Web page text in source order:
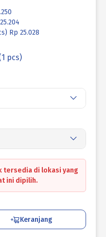
Rp 25.028
pcs)
tersedia di lokasi yang
ini dipilih.
Keranjang